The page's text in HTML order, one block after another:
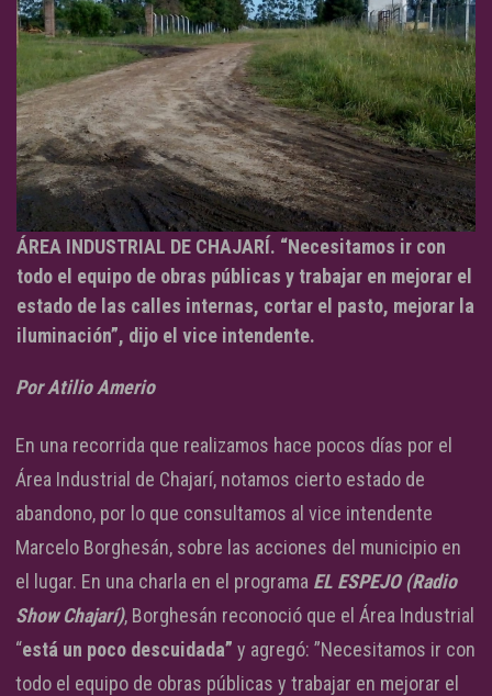
ÁREA INDUSTRIAL DE CHAJARÍ. “Necesitamos ir con
todo el equipo de obras públicas y trabajar en mejorar el
estado de las calles internas, cortar el pasto, mejorar la
iluminación”, dijo el vice intendente.
Por Atilio Amerio
En una recorrida que realizamos hace pocos días por el
Área Industrial de Chajarí, notamos cierto estado de
abandono, por lo que consultamos al vice intendente
Marcelo Borghesán, sobre las acciones del municipio en
el lugar. En una charla en el programa EL ESPEJO (Radio
Show Chajarí), Borghesán reconoció que el Área Industrial
“está un poco descuidada” y agregó: ”Necesitamos ir con
todo el equipo de obras públicas y trabajar en mejorar el